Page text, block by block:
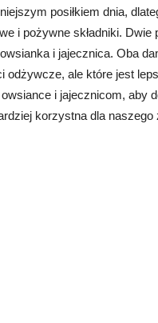
posiłkiem dnia,
i pożywne składniki. Dwie
i jajecznica. Oba
odżywcze, ale które jest
i jajecznicom, aby
korzystna dla naszego